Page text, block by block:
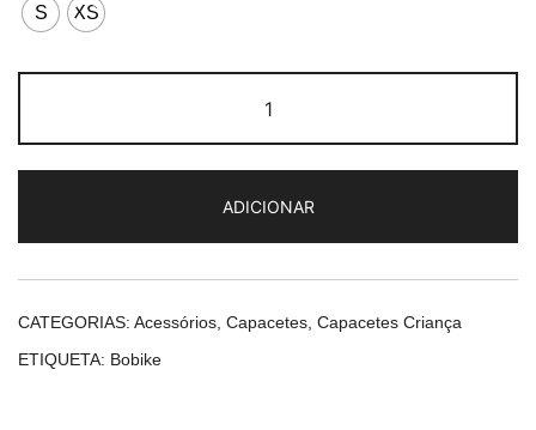
S XS
de
Bobike
Plus
ADICIONAR
CATEGORIAS: Acessórios Capacetes Capacetes Criança
ETIQUETA: Bobike